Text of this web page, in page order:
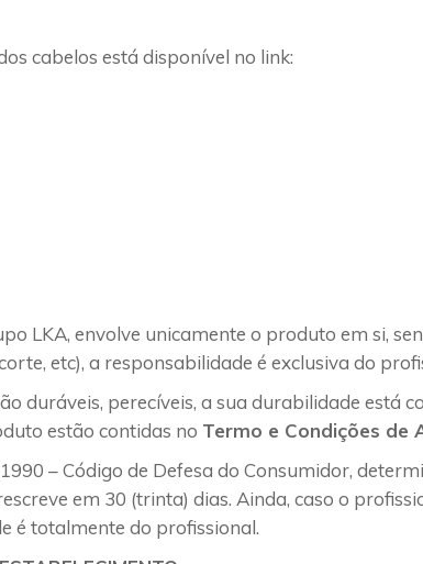
cabelos está disponível no link:
LKA, envolve unicamente o produto em si,
etc), a responsabilidade é exclusiva do
duráveis, perecíveis, a sua durabilidade está
estão contidas no Termo e Condições de
– Código de Defesa do Consumidor,
em 30 (trinta) dias. Ainda, caso o
é totalmente do profissional.